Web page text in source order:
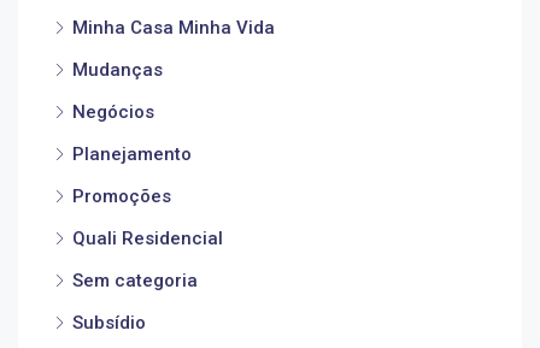
Minha Casa Minha Vida
Mudanças
Negócios
Planejamento
Promoções
Quali Residencial
Sem categoria
Subsídio